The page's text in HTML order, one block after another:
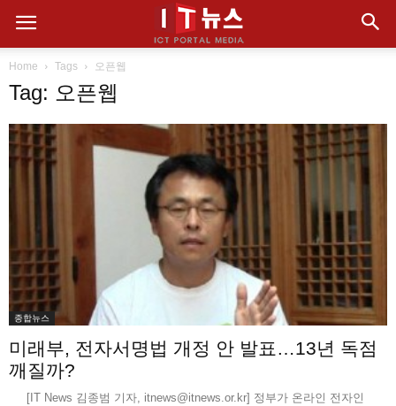
Home Tags 오픈웹
Tag: 오픈웹
종합뉴스
미래부, 전자서명법 개정 안 발표…13년 독점
깨질까?
[IT News 김종범 기자, itnews@itnews.or.kr] 정부가 온라인 전자인